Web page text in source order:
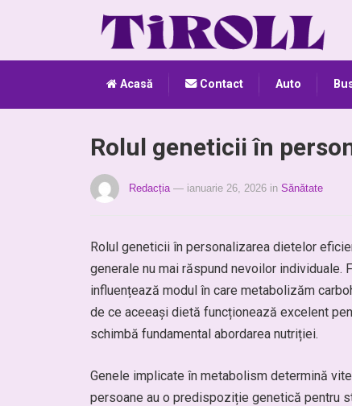
Acasă Contact Auto
Rolul geneticii în
Redacția — ianuarie 26, 2026 in Sănătate
Rolul geneticii în personalizarea dietelor
generale nu mai răspund nevoilor
influențează modul în care metabolizăm
de ce aceeași dietă funcționează excelent
schimbă fundamental abordarea nutriției.
Genele implicate în metabolism determină
persoane au o predispoziție genetică pentru